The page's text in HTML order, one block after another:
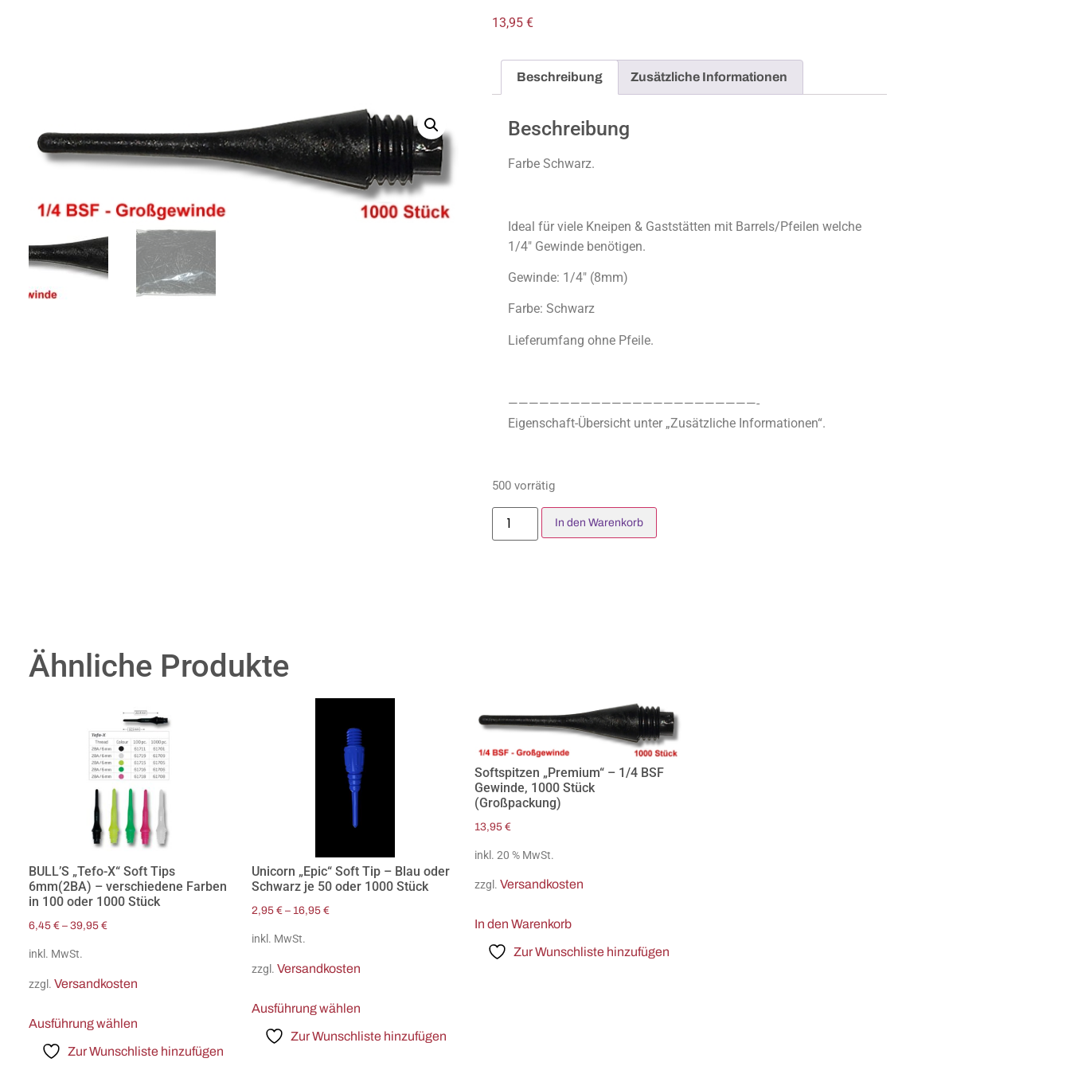
13,95 €
Beschreibung Zusätzliche Informationen
Beschreibung
Farbe Schwarz.
Ideal für viele Kneipen & Gaststätten mit Barrels/Pfeilen welche
1/4″ Gewinde benötigen.
Gewinde: 1/4″ (8mm)
Farbe: Schwarz
Lieferumfang ohne Pfeile.
————————————————————————-
Eigenschaft-Übersicht unter „Zusätzliche Informationen“.
500 vorrätig
In den Warenkorb
Ähnliche Produkte
BULL’S „Tefo-X“ Soft Tips
6mm(2BA) – verschiedene Farben
in 100 oder 1000 Stück
6,45 € – 39,95 €
inkl. MwSt.
zzgl. Versandkosten
Ausführung wählen
Zur Wunschliste hinzufügen
Unicorn „Epic“ Soft Tip – Blau oder
Schwarz je 50 oder 1000 Stück
2,95 € – 16,95 €
inkl. MwSt.
zzgl. Versandkosten
Ausführung wählen
Zur Wunschliste hinzufügen
Softspitzen „Premium“ – 1/4 BSF
Gewinde, 1000 Stück
(Großpackung)
13,95 €
inkl. 20 % MwSt.
zzgl. Versandkosten
In den Warenkorb
Zur Wunschliste hinzufügen